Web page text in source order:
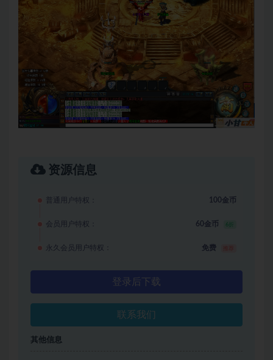
资源信息
普通用户特权： 100金币
会员用户特权： 60金币 6折
永久会员用户特权： 免费
登录后下载
联系我们
其他信息